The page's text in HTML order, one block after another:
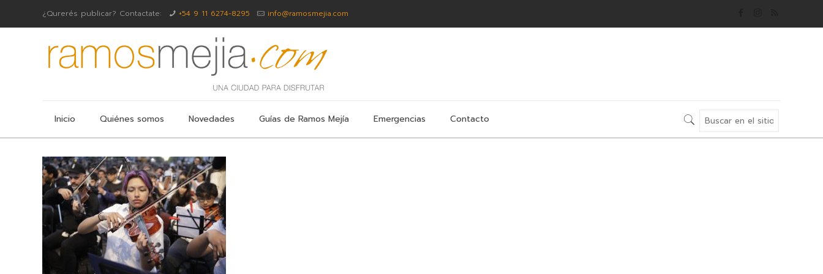
¿Qurerés publicar? Contactate: +54 9 11 6274-8295 info@ramosmejia.com
Inicio Quiénes somos Novedades Guías de Ramos Mejía Emergencias Contacto